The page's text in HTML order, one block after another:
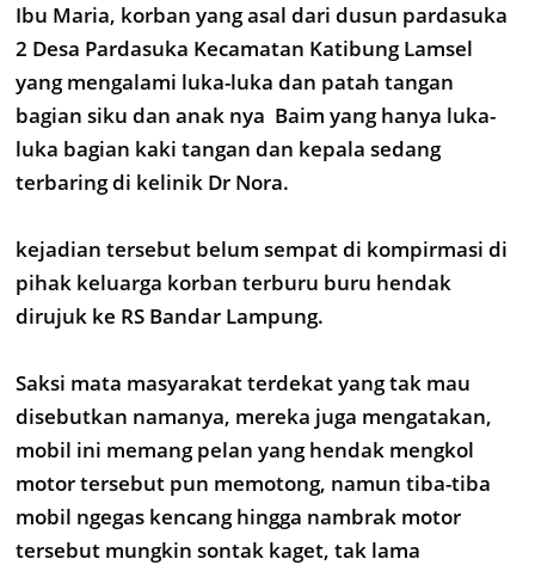
Ibu Maria, korban yang asal dari dusun pardasuka
2 Desa Pardasuka Kecamatan Katibung Lamsel
yang mengalami luka-luka dan patah tangan
bagian siku dan anak nya Baim yang hanya luka-
luka bagian kaki tangan dan kepala sedang
terbaring di kelinik Dr Nora.
kejadian tersebut belum sempat di kompirmasi di
pihak keluarga korban terburu buru hendak
dirujuk ke RS Bandar Lampung.
Saksi mata masyarakat terdekat yang tak mau
disebutkan namanya, mereka juga mengatakan,
mobil ini memang pelan yang hendak mengkol
motor tersebut pun memotong, namun tiba-tiba
mobil ngegas kencang hingga nambrak motor
tersebut mungkin sontak kaget, tak lama